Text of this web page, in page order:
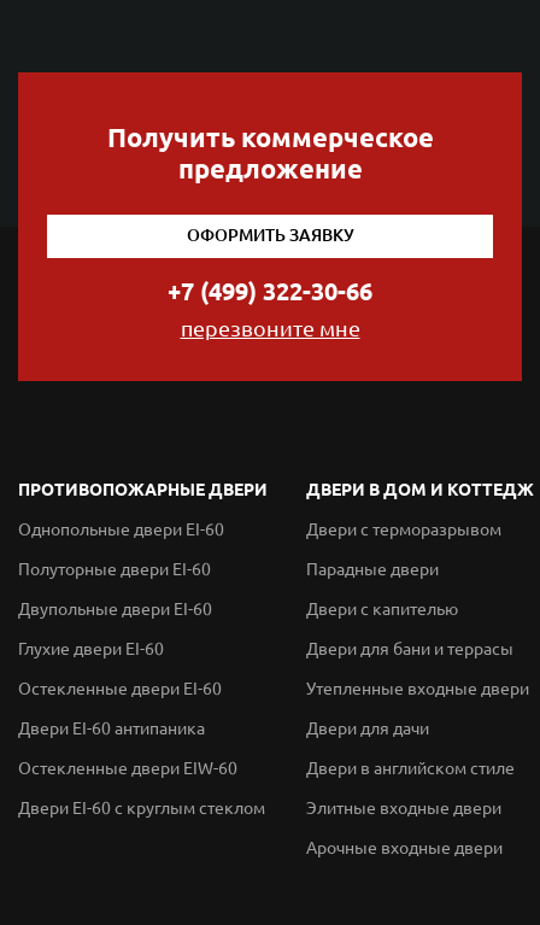
Получить коммерческое
предложение
ОФОРМИТЬ ЗАЯВКУ
+7 (499) 322-30-66
перезвоните мне
ПРОТИВОПОЖАРНЫЕ ДВЕРИ
Однопольные двери EI-60
Полуторные двери EI-60
Двупольные двери EI-60
Глухие двери EI-60
Остекленные двери EI-60
Двери EI-60 антипаника
Остекленные двери EIW-60
Двери EI-60 с круглым стеклом
ДВЕРИ В ДОМ И КОТТЕДЖ
Двери с терморазрывом
Парадные двери
Двери с капителью
Двери для бани и террасы
Утепленные входные двери
Двери для дачи
Двери в английском стиле
Элитные входные двери
Арочные входные двери